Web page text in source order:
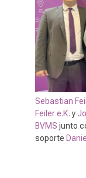
Sebastian
Feiler e.K. y
BVMS junto
soporte